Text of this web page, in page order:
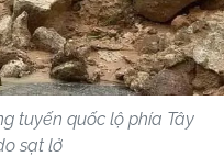
tuyến quốc lộ phía Tây
sạt lở